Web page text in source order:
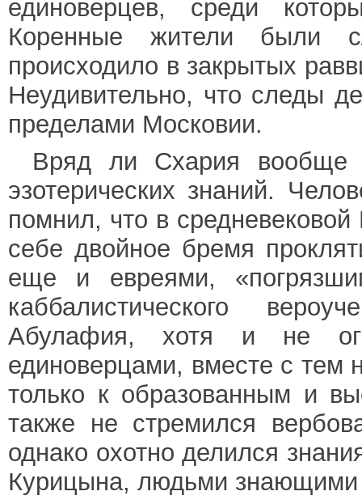
единоверцев, среди
Коренные жители были
происходило в закрытых
Неудивительно, что следы
пределами Московии.
Вряд ли Схария вообще
эзотерических знаний.
помнил, что в
себе двойное бремя
еще и евреями,
каббалистического
Абулафия, хотя и не
единоверцами, вместе с
только к образованным и
также не стремился
однако охотно делился
Курицына, людьми